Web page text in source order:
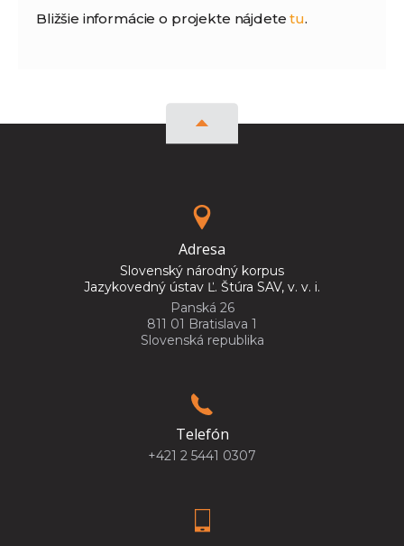
Bližšie informácie o projekte nájdetetu.
Adresa
Slovenský národný korpus
Jazykovedný ústav Ľ. Štúra SAV, v. v. i.
Panská 26
811 01 Bratislava 1
Slovenská republika
Telefón
+421 2 5441 0307